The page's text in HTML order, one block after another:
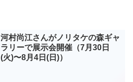
河村尚江さんがノリタケの森ギャ
ラリーで展示会開催（7月30日
(火)〜8月4日(日)）